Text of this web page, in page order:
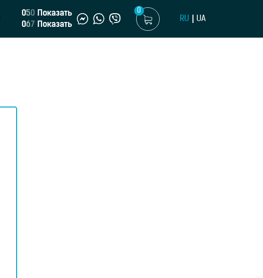
050
Показать
067 Показать
0
RU UA